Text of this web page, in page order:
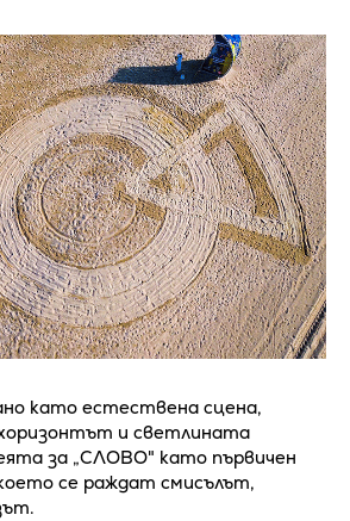
като естествена сцена,
и светлината
за „СЛОВО" като първичен
се раждат смисълът,